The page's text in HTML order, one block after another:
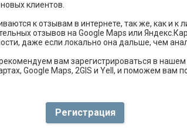
клиентов.
к отзывам в интернете, так же, как и
отзывов на Google Maps или
даже если локально она дальше, чем
вам зарегистрироваться в
Google Maps, 2GIS и Yell, и поможем вам
Регистрация